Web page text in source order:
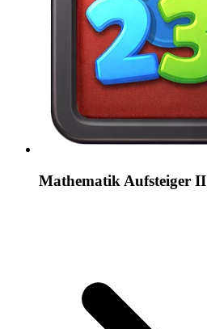
Mathematik Aufsteiger II